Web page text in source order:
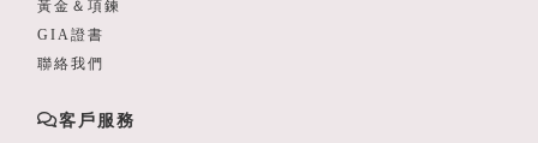
黃金＆項鍊
GIA證書
聯絡我們
客戶服務